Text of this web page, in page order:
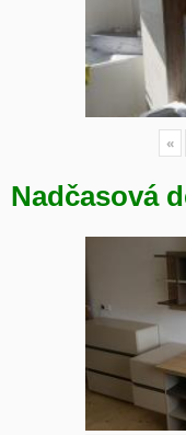
«
Nadčasová